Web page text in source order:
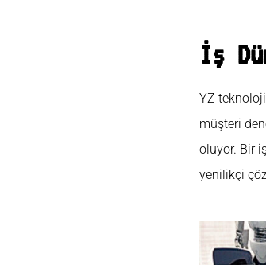
İş
YZ
müşteri
oluyor. Bir
yenilikçi